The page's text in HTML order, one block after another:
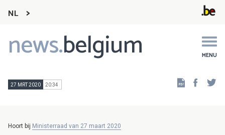
NL
news.belgium MENU
Main
navigation
27 MRT 2020 20:34
Hoort bij Ministerraad van 27 maart 2020